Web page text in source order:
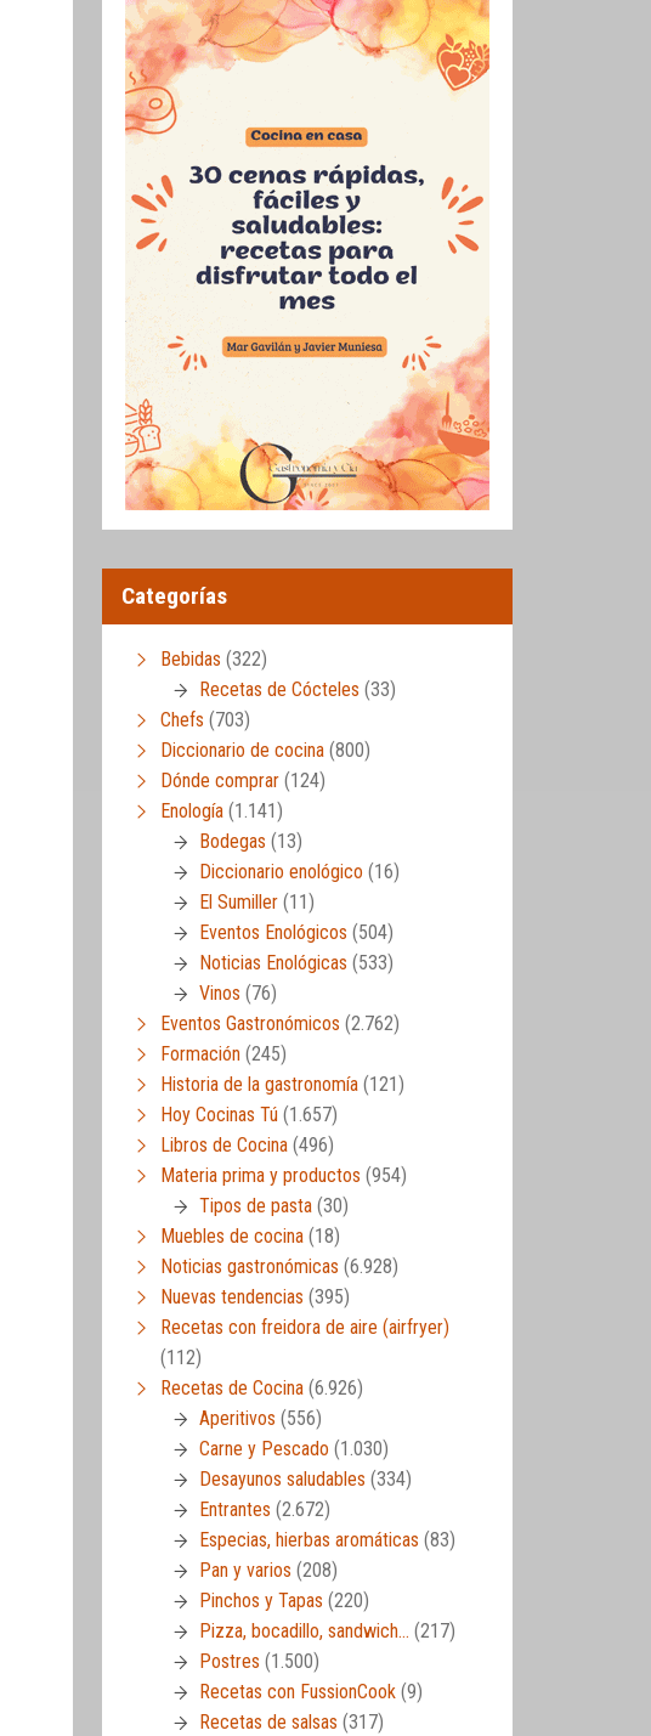
Categorías
Bebidas (322)
Recetas de Cócteles (33)
Chefs (703)
Diccionario de cocina (800)
Dónde comprar (124)
Enología (1.141)
Bodegas (13)
Diccionario enológico (16)
El Sumiller (11)
Eventos Enológicos (504)
Noticias Enológicas (533)
Vinos (76)
Eventos Gastronómicos (2.762)
Formación (245)
Historia de la gastronomía (121)
Hoy Cocinas Tú (1.657)
Libros de Cocina (496)
Materia prima y productos (954)
Tipos de pasta (30)
Muebles de cocina (18)
Noticias gastronómicas (6.928)
Nuevas tendencias (395)
Recetas con freidora de aire (airfryer)
(112)
Recetas de Cocina (6.926)
Aperitivos (556)
Carne y Pescado (1.030)
Desayunos saludables (334)
Entrantes (2.672)
Especias, hierbas aromáticas (83)
Pan y varios (208)
Pinchos y Tapas (220)
Pizza, bocadillo, sandwich… (217)
Postres (1.500)
Recetas con FussionCook (9)
Recetas de salsas (317)